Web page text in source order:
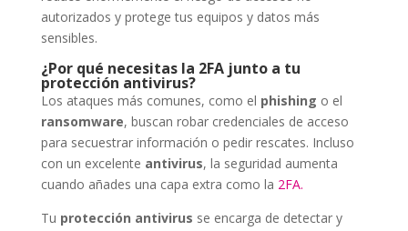
autorizados y protege tus equipos y datos más
sensibles.
¿Por qué necesitas la 2FA junto a tu
protección antivirus?
Los ataques más comunes, como el phishing o el
ransomware, buscan robar credenciales de acceso
para secuestrar información o pedir rescates. Incluso
con un excelente antivirus, la seguridad aumenta
cuando añades una capa extra como la 2FA.
Tu protección antivirus se encarga de detectar y